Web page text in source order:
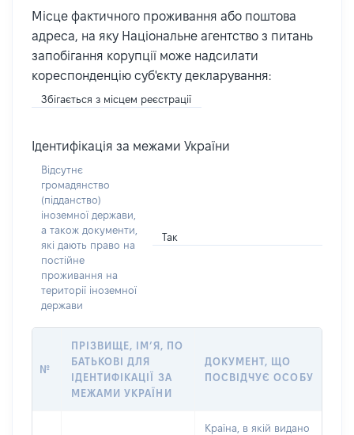
Місце фактичного проживання або поштова
адреса, на яку Національне агентство з питань
запобігання корупції може надсилати
кореспонденцію суб'єкту декларування:
Збігається з місцем реєстрації
Ідентифікація за межами України
Відсутнє
громадянство
(підданство)
іноземної держави,
а також документи,
які дають право на
постійне
проживання на
території іноземної
держави
Так
№
ПРІЗВИЩЕ, ІМ’Я, ПО
БАТЬКОВІ ДЛЯ
ІДЕНТИФІКАЦІЇ ЗА
МЕЖАМИ УКРАЇНИ
ДОКУМЕНТ, ЩО
ПОСВІДЧУЄ ОСОБУ
Країна, в якій видано